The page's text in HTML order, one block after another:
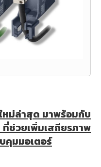
หม่ล่าสุด มาพร้อมกับ
วยเพิ่มเสถียรภาพ
คุมมอเตอร์